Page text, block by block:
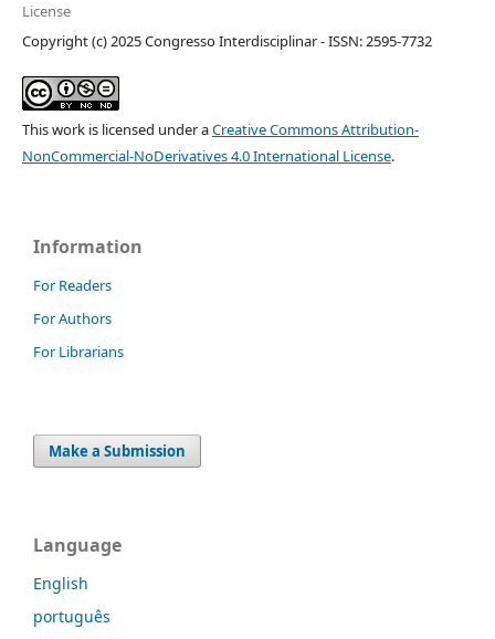
License
Copyright (c) 2025 Congresso Interdisciplinar - ISSN: 2595-7732
This work is licensed under aCreative Commons Attribution-
NonCommercial-NoDerivatives 4.0 International License.
Information
For Readers
For Authors
For Librarians
Make a Submission
Language
English
português